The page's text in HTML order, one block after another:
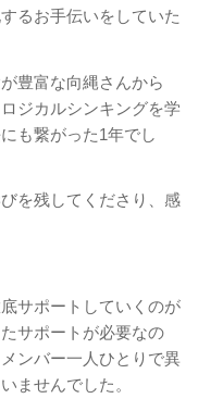
るお手伝いをしていた
豊富な向縄さんから
ジカルシンキングを学
も繋がった1年でし
を残してくださり、感
サポートしていくのが
サポートが必要なの
ンバー一人ひとりで異
ませんでした。